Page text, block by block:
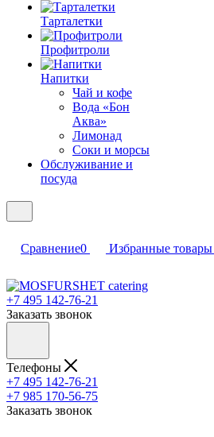
Тарталетки
Профитроли
Напитки
Чай и кофе
Вода «Бон
Аква»
Лимонад
Соки и морсы
Обслуживание и
посуда
Сравнение0 Избранные товары
+7 495 142-76-21
Заказать звонок
Телефоны
+7 495 142-76-21
+7 985 170-56-75
Заказать звонок